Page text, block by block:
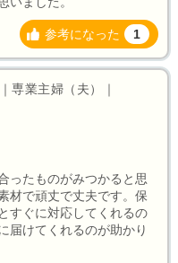
参考になった 1
専業主婦（夫）｜
ったものがみつかると思
材で頑丈で丈夫です。保
すぐに対応してくれるの
届けてくれるのが助かり